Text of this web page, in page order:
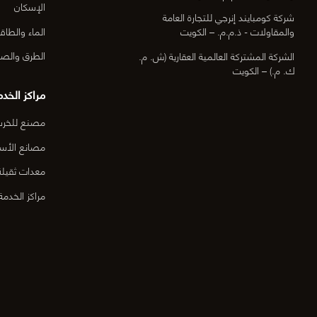
شركة كومبايند إنرجي للتجارة العامة
والمقاولات - ذ.م.م. – الكويت
الشركة المشتركة العالمية العقارية (ش. م.
ك. م.) – الكويت
الإسكان
الماء
الطرق
مراكز
مصنع
مصانع
معدات
مراكز